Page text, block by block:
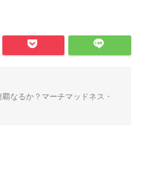
なるか？マーチマッドネス・